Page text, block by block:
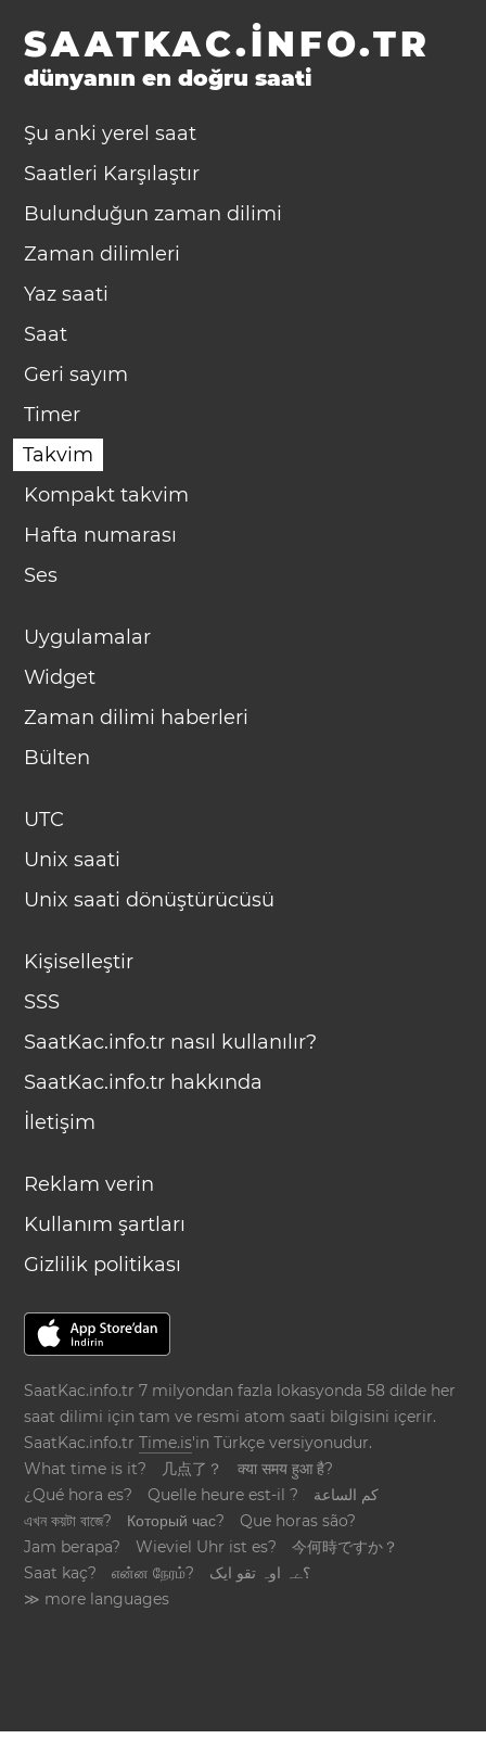
SAATKAC.INFO.TR
dünyanın en doğru saati
Şu anki yerel saat
Saatleri Karşılaştır
Bulunduğun zaman dilimi
Zaman dilimleri
Yaz saati
Saat
Geri sayım
Timer
Takvim
Kompakt takvim
Hafta numarası
Ses
Uygulamalar
Widget
Zaman dilimi haberleri
Bülten
UTC
Unix saati
Unix saati dönüştürücüsü
Kişiselleştir
SSS
SaatKac.info.tr nasıl kullanılır?
SaatKac.info.tr hakkında
İletişim
Reklam verin
Kullanım şartları
Gizlilik politikası
SaatKac.info.tr 7 milyondan fazla lokasyonda 58 dilde her
saat dilimi için tam ve resmi atom saati bilgisini içerir.
SaatKac.info.trTime.is'in Türkçe versiyonudur.
What time is it?
几点了？
क्या समय हुआ है?
¿Qué hora es?
Quelle heure est-il ?
كم الساعة
এখন কয়টা বাজে?
Который час?
Que horas são?
Jam berapa?
Wieviel Uhr ist es?
今何時ですか？
Saat kaç?
என்ன நேரம்?
؟ےہ اوہ تقو ایک
≫ more languages